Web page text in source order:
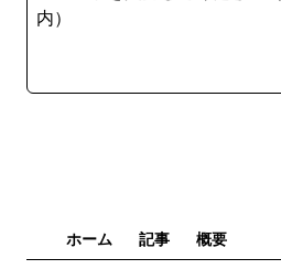
ホーム 記事 概要